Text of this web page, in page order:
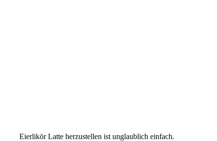
Eierlikör Latte herzustellen ist unglaublich einfach.